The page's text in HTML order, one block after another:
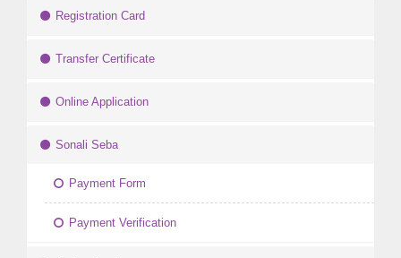
Registration Card
Transfer Certificate
Online Application
Sonali Seba
Payment Form
Payment Verification